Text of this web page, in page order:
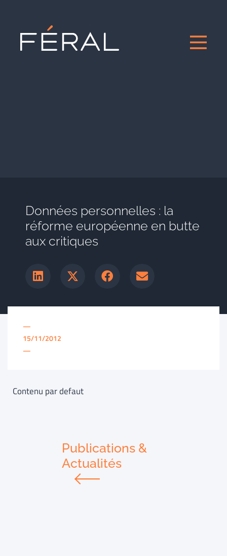
Données personnelles : la
réforme européenne en butte
aux critiques
—
15/11/2012
—
Contenu par defaut
Publications &
Actualités